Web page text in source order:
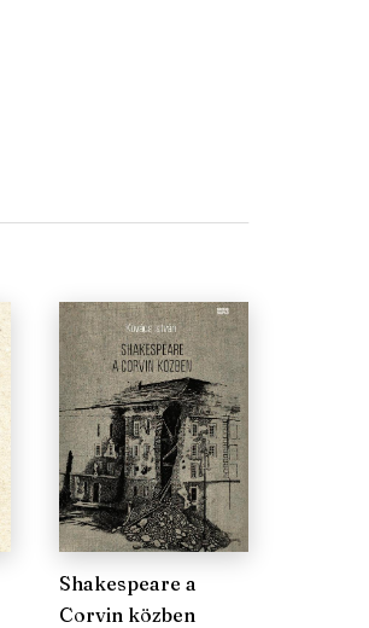
Shakespeare a
Corvin közben